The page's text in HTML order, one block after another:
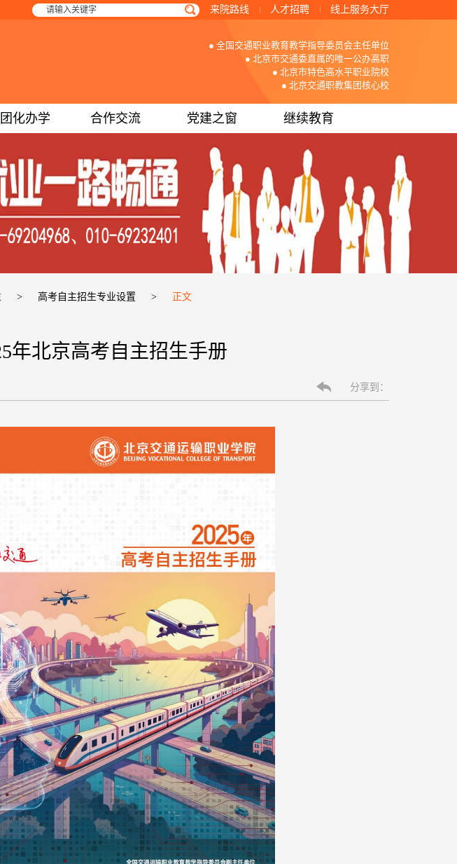
来院路线 人才招聘 线上服务大厅
● 全国交通职业教育教学指导委员会主任单位
● 北京市交通委直属的唯一公办高职
● 北京市特色高水平职业院校
● 北京交通职教集团核心校
化办学 合作交流 党建之窗 继续教育
> 高考自主招生专业设置 > 正文
年北京高考自主招生手册
分享到：